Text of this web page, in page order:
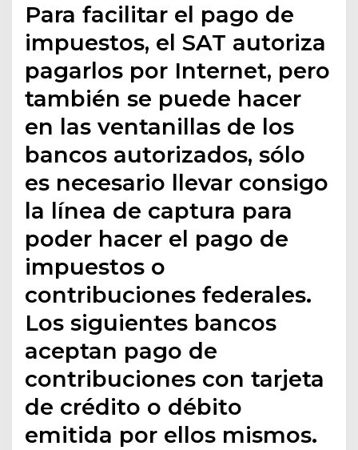
Para facilitar el pago de
impuestos, el SAT autoriza
pagarlos por Internet, pero
también se puede hacer
en las ventanillas de los
bancos autorizados, sólo
es necesario llevar consigo
la línea de captura para
poder hacer el pago de
impuestos o
contribuciones federales.
Los siguientes bancos
aceptan pago de
contribuciones con tarjeta
de crédito o débito
emitida por ellos mismos.